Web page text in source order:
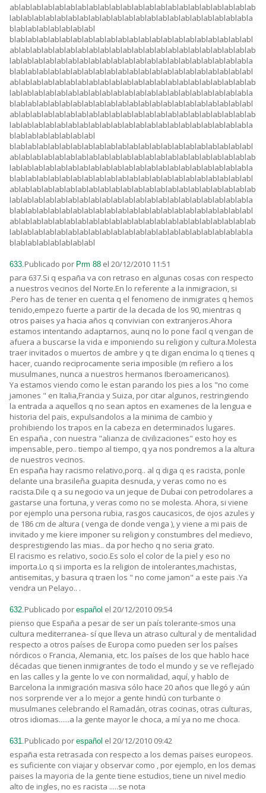
ablablablablablablablablablablablablablablablablablablablablablab
lablablablablablablablablablablablablablablablablablablablablabla
blablablablablablablabl
blablablablablablablablablablablablablablablablablablablablablabl
ablablablablablablablablablablablablablablablablablablablablablab
lablablablablablablablablablablablablablablablablablablablablabla
blablablablablablablablablablablablablablablablablablablablablabl
ablablablablablablablablablablablablablablablablablablablablablab
lablablablablablablablablablablablablablablablablablablablablabla
blablablablablablablablablablablablablablablablablablablablablabl
ablablablablablablablablablablablablablablablablablablablablablab
lablablablablablablablablablablablablablablablablablablablablabla
blablablablablablablabl
blablablablablablablablablablablablablablablablablablablablablabl
ablablablablablablablablablablablablablablablablablablablablablab
lablablablablablablablablablablablablablablablablablablablablabla
blablablablablablablablablablablablablablablablablablablablablabl
ablablablablablablablablablablablablablablablablablablablablablab
lablablablablablablablablablablablablablablablablablablablablabla
blablablablablablablablablablablablablablablablablablablablablabl
ablablablablablablablablablablablablablablablablablablablablablab
lablablablablablablablablablablablablablablablablablablablablabla
blablablablablablablabl
633.Publicado por Prm 88 el 20/12/2010 11:51
para 637.Si q españa va con retraso en algunas cosas con respecto
a nuestros vecinos del Norte.En lo referente a la inmigracion, si
.Pero has de tener en cuenta q el fenomeno de inmigrates q hemos
tenido,empezo fuerte a partir de la decada de los 90, mientras q
otros paises ya hacia años q convivian con extranjeros.Ahora
estamos intentando adaptarnos, aunq no lo pone facil q vengan de
afuera a buscarse la vida e imponiendo su religion y cultura.Molesta
traer invitados o muertos de ambre y q te digan encima lo q tienes q
hacer, cuando reciprocamente seria imposible (m refiero a los
musulmanes, nunca a nuestros hermanos Iberoamericanos).
Ya estamos viendo como le estan parando los pies a los "no come
jamones " en Italia,Francia y Suiza, por citar algunos, restringiendo
la entrada a aquellos q no sean aptos en examenes de la lengua e
historia del pais, expulsandolos a la minima de cambio y
prohibiendo los trapos en la cabeza en determinados lugares.
En españa , con nuestra "alianza de civilizaciones" esto hoy es
impensable, pero.. tiempo al tiempo, q ya nos pondremos a la altura
de nuestros vecinos.
En españa hay racismo relativo,porq.. al q diga q es racista, ponle
delante una brasileña guapita desnuda, y veras como no es
racista.Dile q a su negocio va un jeque de Dubai con petrodolares a
gastarse una fortuna, y veras como no se molesta. Ahora, si viene
por ejemplo una persona rubia, rasgos caucasicos, de ojos azules y
de 186 cm de altura ( venga de donde venga ), y viene a mi pais de
invitado y me kiere imponer su religion y constumbres del medievo,
desprestigiendo las mias.. da por hecho q no seria grato.
El racismo es relativo, socio.Es solo el color de la piel y eso no
importa.Lo q si importa es la religion de intolerantes,machistas,
antisemitas, y basura q traen los " no come jamon" a este pais .Ya
vendra un Pelayo.. .
632.Publicado por español el 20/12/2010 09:54
pienso que España a pesar de ser un país tolerante-smos una
cultura mediterranea- sí que lleva un atraso cultural y de mentalidad
respecto a otros países de Europa como pueden ser los países
nórdicos o Francia, Alemania, etc. los países de los que hablo hace
décadas que tienen inmigrantes de todo el mundo y se ve reflejado
en las calles y la gente lo ve con normalidad, aquí, y hablo de
Barcelona la inmigración masiva sólo hace 20 años que llegó y aún
nos sorprende ver a lo mejor a gente hindú con turbante o
musulmanes celebrando el Ramadán, otras cocinas, otras culturas,
otros idiomas......a la gente mayor le choca, a mí ya no me choca.
631.Publicado por español el 20/12/2010 09:42
españa esta retrasada con respecto a los demas paises europeos.
es suficiente con viajar y observar como , por ejemplo, en los demas
paises la mayoria de la gente tiene estudios, tiene un nivel medio
alto de ingles, no es racista .....se nota